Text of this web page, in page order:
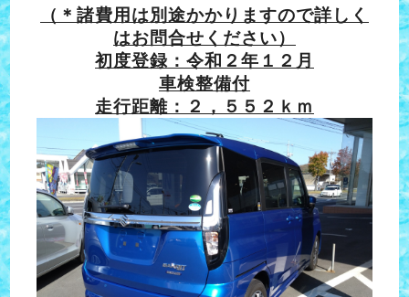
（＊諸費用は別途かかりますので詳しく
はお問合せください）
初度登録：令和２年１２月
車検整備付
走行距離：２，５５２ｋｍ